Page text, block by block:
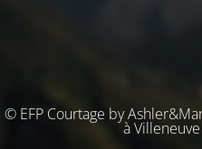
© EFP Courtage by
à